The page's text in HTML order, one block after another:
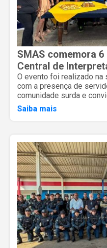
SMAS comemora 6
Central de
O evento foi realizado na
com a presença de
comunidade surda e
Saiba mais